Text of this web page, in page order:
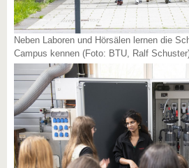
Neben Laboren und Hörsälen lernen die
Campus kennen (Foto: BTU, Ralf